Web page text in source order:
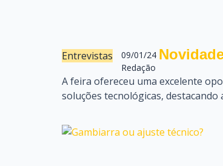
Entrevistas
09/01/24
Redação
A feira ofereceu uma excelente
soluções tecnológicas,